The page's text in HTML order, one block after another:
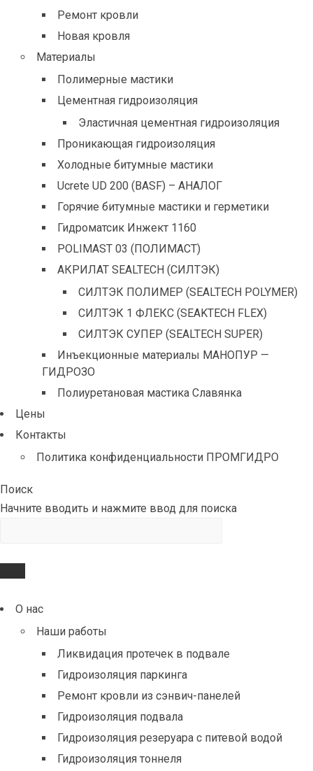
Ремонт кровли
Новая кровля
Материалы
Полимерные мастики
Цементная гидроизоляция
Эластичная цементная гидроизоляция
Проникающая гидроизоляция
Холодные битумные мастики
Ucrete UD 200 (BASF) – АНАЛОГ
Горячие битумные мастики и герметики
Гидроматсик Инжект 1160
POLIMAST 03 (ПОЛИМАСТ)
АКРИЛАТ SEALTECH (СИЛТЭК)
СИЛТЭК ПОЛИМЕР (SEALTECH POLYMER)
СИЛТЭК 1 ФЛЕКС (SEAKTECH FLEX)
СИЛТЭК СУПЕР (SEALTECH SUPER)
Инъекционные материалы МАНОПУР —
ГИДРОЗО
Полиуретановая мастика Славянка
Цены
Контакты
Политика конфиденциальности ПРОМГИДРО
Поиск
Начните вводить и нажмите ввод для поиска
О нас
Наши работы
Ликвидация протечек в подвале
Гидроизоляция паркинга
Ремонт кровли из сэнвич-панелей
Гидроизоляция подвала
Гидроизоляция резеруара с питевой водой
Гидроизоляция тоннеля